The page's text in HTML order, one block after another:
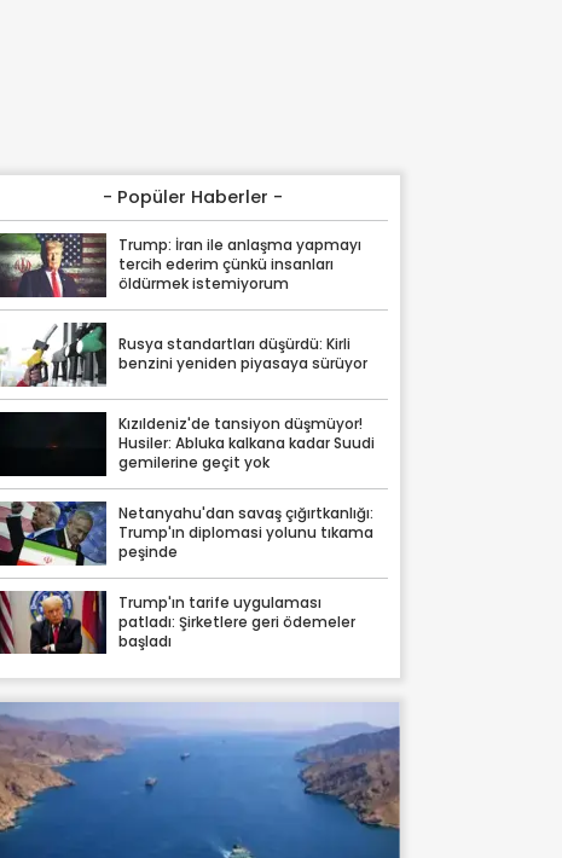
- Popüler Haberler -
Trump: İran ile anlaşma yapmayı
tercih ederim çünkü insanları
öldürmek istemiyorum
Rusya standartları düşürdü: Kirli
benzini yeniden piyasaya sürüyor
Kızıldeniz'de tansiyon düşmüyor!
Husiler: Abluka kalkana kadar Suudi
gemilerine geçit yok
Netanyahu'dan savaş çığırtkanlığı:
Trump'ın diplomasi yolunu tıkama
peşinde
Trump'ın tarife uygulaması
patladı: Şirketlere geri ödemeler
başladı